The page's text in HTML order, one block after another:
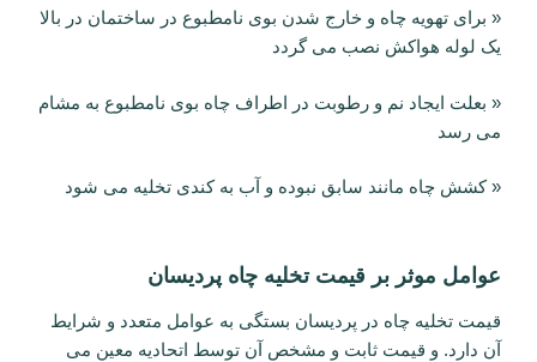
« برای تهویه چاه و خارج شدن بوی نامطبوع در ساختمان در بالا
یک لوله هواکش نصب می گردد
« بعلت ایجاد نم و رطوبت در اطراف چاه بوی نامطبوع به مشام
می رسد
« کشش چاه مانند سابق نبوده و آب به کندی تخلیه می شود
عوامل موثر بر قیمت تخلیه چاه پردیسان
قیمت تخلیه چاه در پردیسان بستگی به عوامل متعدد و شرایط
آن دارد. و قیمت ثابت و مشخص آن توسط اتحادیه معین می